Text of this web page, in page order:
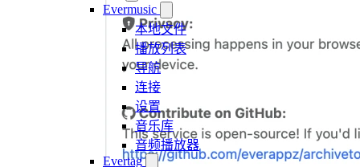
Evermusic
本地文件
播放列表
导航
连接
设置
音乐库
音频播放器
Evertag